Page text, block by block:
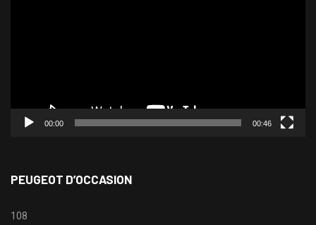
00:00 00:46
PEUGEOT D’OCCASION
108